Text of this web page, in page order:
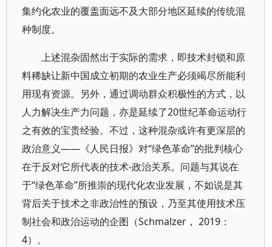
集约化农业的覆盖面远不及大部分地区延续的传统混
种制度。
上述混杂固然出于实际的需求，即技术封锁和原
料稀缺让新中国成立初期的农业生产必须竭尽所能利
用现有资源。另外，通过调动群众积极性的方式，以
人力解决生产力问题，亦是延续了20世纪革命运动行
之有效的宝贵经验。不过，这种混杂或许有更深层的
政治意义——《人民日报》对“绿色革命”的批判核心
在于反对它所代表的技术-政治关系。问题与其说在
于“绿色革命”所推崇的现代化农业发展，不如说是其
背后关于技术之非政治性的预设，乃至其使用技术压
制社会和政治运动的企图（Schmalzer， 2019：
4）。